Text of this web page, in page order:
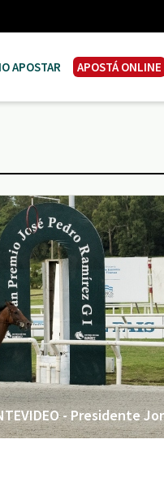
APOSTAR APOSTÁ ONLINE
- Presidente